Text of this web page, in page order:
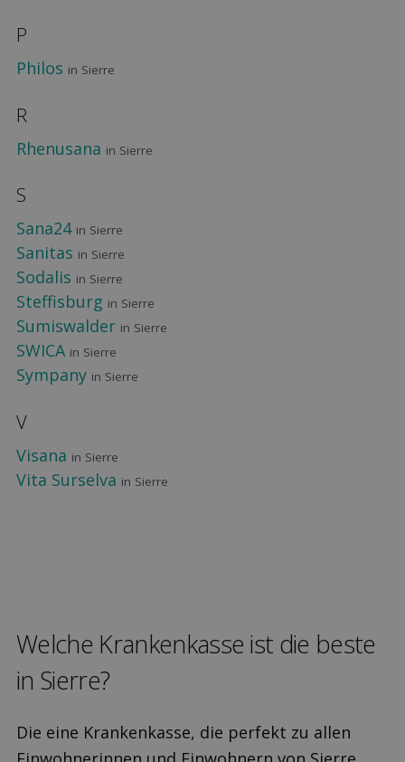
P
Philos in Sierre
R
Rhenusana in Sierre
S
Sana24 in Sierre
Sanitas in Sierre
Sodalis in Sierre
Steffisburg in Sierre
Sumiswalder in Sierre
SWICA in Sierre
Sympany in Sierre
V
Visana in Sierre
Vita Surselva in Sierre
Welche Kranken­kasse ist die beste
in Sierre?
Die eine Krankenkasse, die perfekt zu allen